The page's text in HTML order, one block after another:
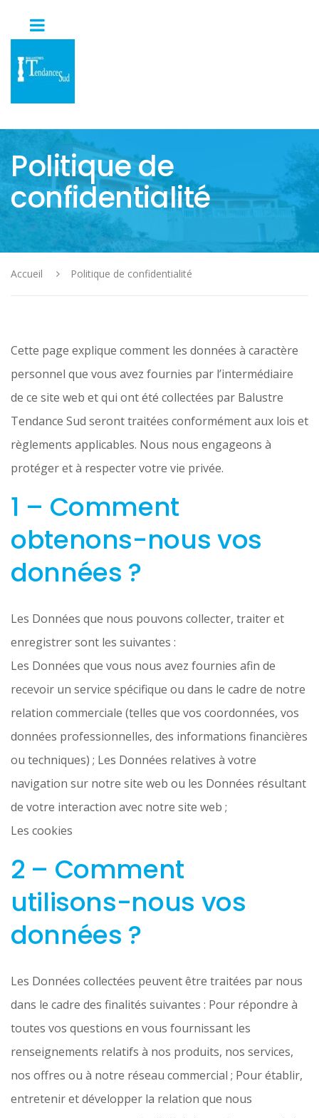
Politique de
confidentialité
Accueil Politique de confidentialité
Cette page explique comment les données à caractère
personnel que vous avez fournies par l’intermédiaire
de ce site web et qui ont été collectées par Balustre
Tendance Sud seront traitées conformément aux lois et
règlements applicables. Nous nous engageons à
protéger et à respecter votre vie privée.
1 – Comment
obtenons-nous vos
données ?
Les Données que nous pouvons collecter, traiter et
enregistrer sont les suivantes :
Les Données que vous nous avez fournies afin de
recevoir un service spécifique ou dans le cadre de notre
relation commerciale (telles que vos coordonnées, vos
données professionnelles, des informations financières
ou techniques) ; Les Données relatives à votre
navigation sur notre site web ou les Données résultant
de votre interaction avec notre site web ;
Les cookies
2 – Comment
utilisons-nous vos
données ?
Les Données collectées peuvent être traitées par nous
dans le cadre des finalités suivantes : Pour répondre à
toutes vos questions en vous fournissant les
renseignements relatifs à nos produits, nos services,
nos offres ou à notre réseau commercial ; Pour établir,
entretenir et développer la relation que nous